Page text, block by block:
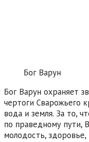
Бог Варун
Бог Варун охраняет
чертоги Сварожьего
вода и земля. За то,
по праведному пути,
молодость,